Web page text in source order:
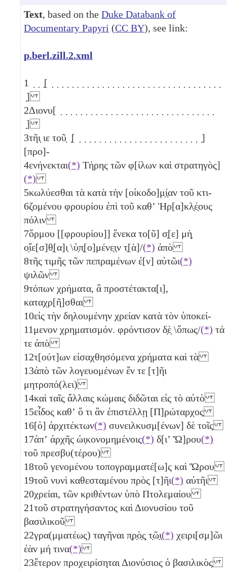
Text, based on the Duke Databank of
Documentary Papyri (CC BY), see link:
p.berl.zill.2.xml
1
̣ ̣ ̣[ ̣ ̣ ̣ ̣ ̣ ̣ ̣ ̣ ̣ ̣ ̣ ̣ ̣ ̣ ̣ ̣ ̣ ̣ ̣ ̣ ̣ ̣ ̣ ̣ ̣ ̣ ̣ ̣ ̣ ̣ ̣ ̣ ̣ ̣
̣]
2Διονυ[ ̣ ̣ ̣ ̣ ̣ ̣ ̣ ̣ ̣ ̣ ̣ ̣ ̣ ̣ ̣ ̣ ̣ ̣ ̣ ̣ ̣ ̣ ̣ ̣ ̣ ̣ ̣ ̣ ̣ ̣ ̣
̣]
3τῆι̣ ιε τοῦ̣ ̣[ ̣ ̣ ̣ ̣ ̣ ̣ ̣ ̣ ̣ ̣ ̣ ̣ ̣ ̣ ̣ ̣ ̣ ̣ ̣ ̣ ̣ ̣ ̣ ̣ ̣]
[προ]-
4ενήνεκται(*) Τήρης τῶν φ[ίλων καὶ στρατηγὸς]
(*)
5κωλύεσθαι τὰ κατὰ τὴν [οἰκοδο]μ̣ί̣αν τοῦ κτι-
6ζομένου φρουρίου ἐπὶ τοῦ καθʼ Ἡρ[α]κλ̣έ̣ους
πόλιν
7ὅρμου [[φρουρίου]] ἕνεκα το[ῦ] σ̣[ε] μὴ̣
ο̣ἴε[σ]θ̣[α]ι̣ \ὑ̣π̣[ο]μένε̣ι̣ν τ̣[ὰ]/(*) ἀπὸ
8τῆς τιμῆς τῶν πεπραμένων ἐ[ν] αὐτῶι(*)
ψιλῶν
9τόπων χρήματα, ἃ προστέτακτα[ι],
καταχρ[ῆ]σθαι
10εἰς τὴν δηλουμένην χρείαν κατὰ τὸν ὑποκεί-
11μενον χρηματισμόν. φρόντισον δ̣ὲ̣ \ὅπως/(*) τά
τε ἀπὸ
12τ[ούτ]ων εἰσαχθησόμενα χρήματα καὶ τὰ
13ἀπὸ τῶν λογευομένων ἔν τε [τ]ῆι
μητροπό(λει)
14καὶ ταῖς ἄλλαις κώμαις διδῶται εἰς τὸ αὐτὸ
15εἶδος καθʼ ὅ τι ἂν ἐπιστέλλῃ [Π]ρώταρχος
16[ὁ] ἀρχιτέκτων(*) συνειλκυσμ[ένων] δὲ τοῖς
17ἀπʼ ἀρχῆς ὠι̣κονομημένοις(*) δ[ι’ Ὥ]ρου(*)
τοῦ πρεσβυ(τέρου)
18τοῦ γενομένου τοπογραμματέ[ω]ς καὶ Ὥρου
19τοῦ νυνὶ καθεσταμένου πρὸς [τ]ῆι(*) αὐτῆι
20χρείαι, τῶν κριθέντων ὑπὸ Πτολεμαίου
21τοῦ στρατηγήσαντος καὶ Διονυσίου τοῦ
βασιλικοῦ
22γρα(μματέως) ταγῆναι π̣ρ̣ὸ̣ς̣ τ̣ῶ̣ι̣(*) χειρι[σμ]ῶι
ἐὰν μή τινα(*)
23ἕτερον προχειρίσηται Διονύσιος ὁ βασιλικὸς